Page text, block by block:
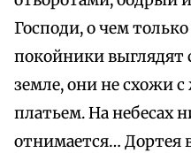
Господи, о чем
покойники выглядят
земле, они не схожи
платьем. На небесах
отнимается… Дортея